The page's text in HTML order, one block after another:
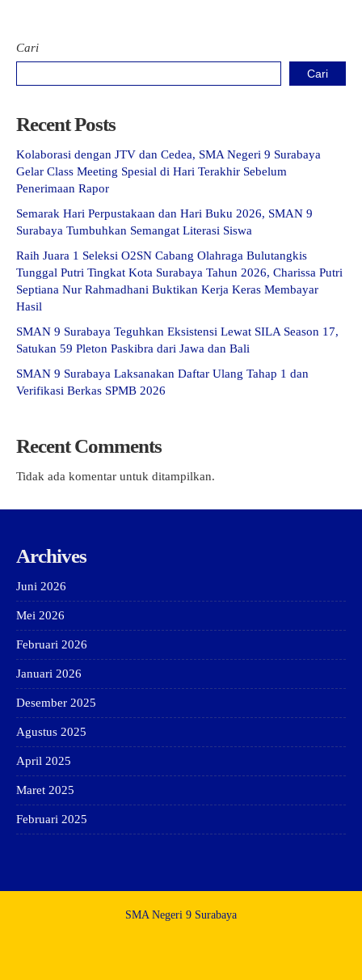
Cari
Cari
Recent Posts
Kolaborasi dengan JTV dan Cedea, SMA Negeri 9 Surabaya
Gelar Class Meeting Spesial di Hari Terakhir Sebelum
Penerimaan Rapor
Semarak Hari Perpustakaan dan Hari Buku 2026, SMAN 9
Surabaya Tumbuhkan Semangat Literasi Siswa
Raih Juara 1 Seleksi O2SN Cabang Olahraga Bulutangkis
Tunggal Putri Tingkat Kota Surabaya Tahun 2026, Charissa Putri
Septiana Nur Rahmadhani Buktikan Kerja Keras Membayar
Hasil
SMAN 9 Surabaya Teguhkan Eksistensi Lewat SILA Season 17,
Satukan 59 Pleton Paskibra dari Jawa dan Bali
SMAN 9 Surabaya Laksanakan Daftar Ulang Tahap 1 dan
Verifikasi Berkas SPMB 2026
Recent Comments
Tidak ada komentar untuk ditampilkan.
Archives
Juni 2026
Mei 2026
Februari 2026
Januari 2026
Desember 2025
Agustus 2025
April 2025
Maret 2025
Februari 2025
SMA Negeri 9 Surabaya